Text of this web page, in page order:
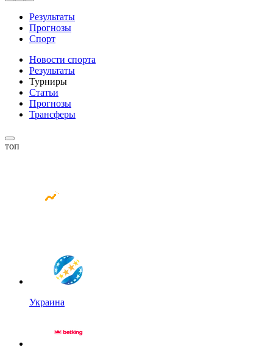
Результаты
Прогнозы
Спорт
Новости спорта
Результаты
Турниры
Статьи
Прогнозы
Трансферы
топ
Украина